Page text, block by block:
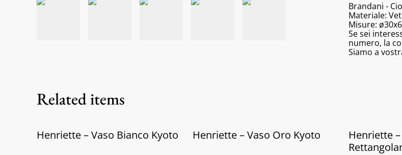
Brandani -
Materiale:
Misure:
Se sei
numero, la
Siamo a
Related items
Henriette – Vaso Bianco Kyoto Henriette – Vaso Oro Kyoto
Henriette